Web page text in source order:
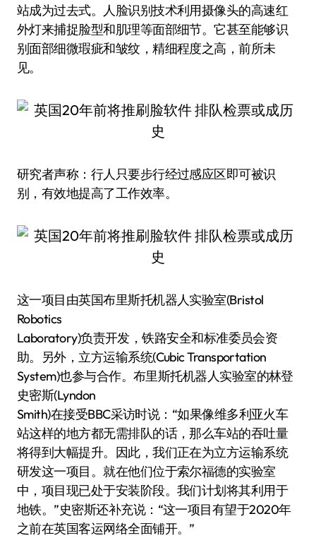
站成为过去式。人脸识别技术利用摄像头的高速红
外灯来捕捉脸型和肌理等面部细节。它甚至能够识
别面部细微瑕疵和皱纹，精细程度之高，前所未
见。
研究者声称：行人只要步行经过感应区即可被识
别，有效地提高了工作效率。
这一项目由英国布里斯托机器人实验室(Bristol
Robotics
Laboratory)负责开发，铁路安全和标准委员会资
助。另外，立方运输系统(Cubic Transportation
System)也参与合作。布里斯托机器人实验室的林登
史密斯(Lyndon
Smith)在接受BBC采访时说：“如果像维多利亚火车
站这样的地方都无需排队的话，那么车站的吞吐量
将得到大幅提升。因此，我们正在为立方运输系统
研发这一项目。就在他们位于索尔福德的实验室
中，项目现已处于安装阶段。我们计划将其利用于
地铁。”史密斯还补充说：“这一项目有望于2020年
之前在英国客运网络全面铺开。”